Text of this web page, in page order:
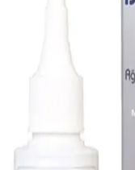
Parex Tüy
Parex Tüy Toplayıcı,
basit ve yüksek
Migros'ta Kedi
İpuçları